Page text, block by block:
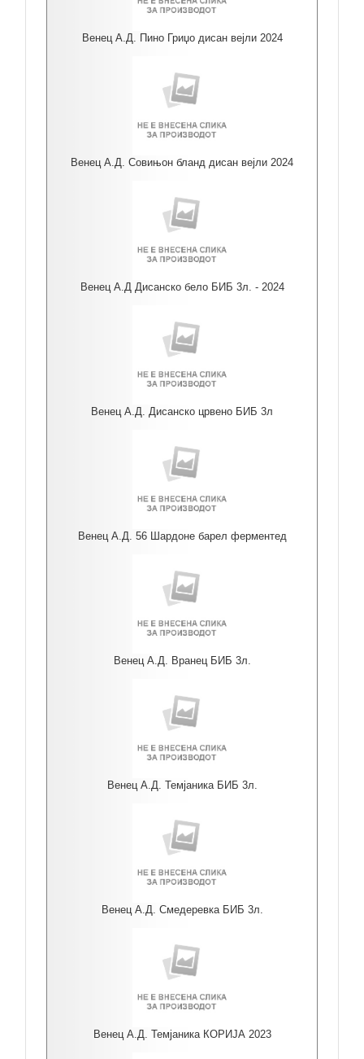
Венец А.Д. Пино Гриџо дисан вејли 2024
Венец А.Д. Совињон бланд дисан вејли 2024
Венец А.Д Дисанско бело БИБ 3л. - 2024
Венец А.Д. Дисанско црвено БИБ 3л
Венец А.Д. 56 Шардоне барел ферментед
Венец А.Д. Вранец БИБ 3л.
Венец А.Д. Темјаника БИБ 3л.
Венец А.Д. Смедеревка БИБ 3л.
Венец А.Д. Темјаника КОРИЈА 2023